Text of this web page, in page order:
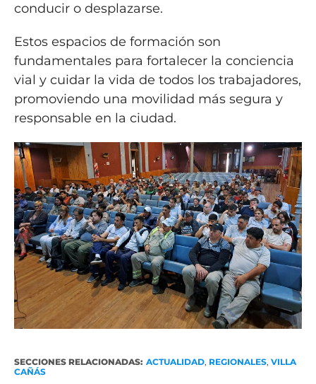
conducir o desplazarse.
Estos espacios de formación son
fundamentales para fortalecer la conciencia
vial y cuidar la vida de todos los trabajadores,
promoviendo una movilidad más segura y
responsable en la ciudad.
SECCIONES RELACIONADAS: ACTUALIDAD, REGIONALES, VILLA
CAÑÁS